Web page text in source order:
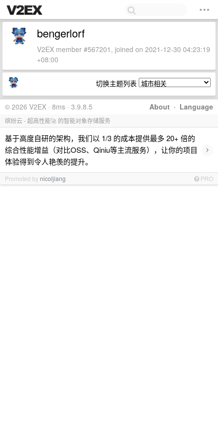
bengerlorf
V2EX member #567201, joined on 2021-12-30 04:23:19
+08:00
切换主题列表
About · Language
© 2026 V2EX · 8ms · 3.9.8.5
缤纷云 - 超高性能🚀 的智能对象存储服务
基于高度自研的架构，我们以 1/3 的成本提供最多 20+ 倍的
综合性能增益（对比OSS、Qiniu等主流服务），让你的项目
体验得到令人艳羡的提升。
›
Promoted by nicoljiang PRO